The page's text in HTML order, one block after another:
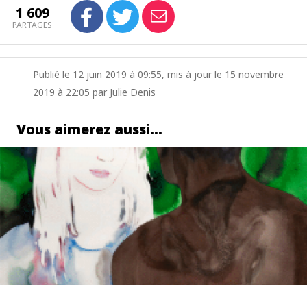
1 609
PARTAGES
Publié le 12 juin 2019 à 09:55, mis à jour le 15 novembre
2019 à 22:05 par Julie Denis
Vous aimerez aussi…